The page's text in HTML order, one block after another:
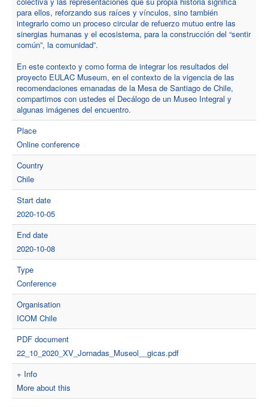
para ellos, reforzando sus raíces y vínculos, sino también
integrarlo como un proceso circular de refuerzo mutuo entre las
sinergias humanas y el ecosistema, para la construcción del “sentir
común”, la comunidad”.
En este contexto y como forma de integrar los resultados del
proyecto EULAC Museum, en el contexto de la vigencia de las
recomendaciones emanadas de la Mesa de Santiago de Chile,
compartimos con ustedes el Decálogo de un Museo Integral y
algunas imágenes del encuentro.
Place
Online conference
Country
Chile
Start date
2020-10-05
End date
2020-10-08
Type
Conference
Organisation
ICOM Chile
PDF document
22_10_2020_XV_Jornadas_Museol__gicas.pdf
+ Info
More about this